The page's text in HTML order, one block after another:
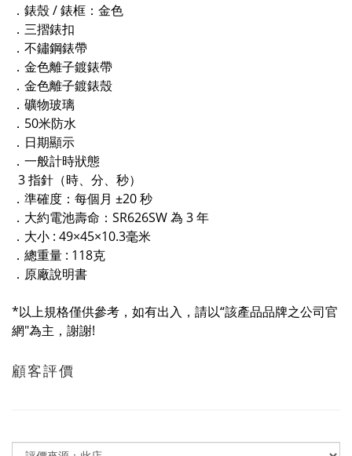
．錶殼 / 錶框：金色
．三摺錶扣
．不鏽鋼錶帶
．金色離子鍍錶帶
．金色離子鍍錶殼
．礦物玻璃
．50米防水
．日期顯示
．一般計時狀態
3 指針（時、分、秒）
．準確度：每個月 ±20 秒
．大約電池壽命：SR626SW 為 3 年
．大小 : 49×45×10.3毫米
．總重量 : 118克
．原廠說明書
*以上規格僅供參考，如有出入，請以“該產品品牌之公司官
網"為主，謝謝!
顧客評價